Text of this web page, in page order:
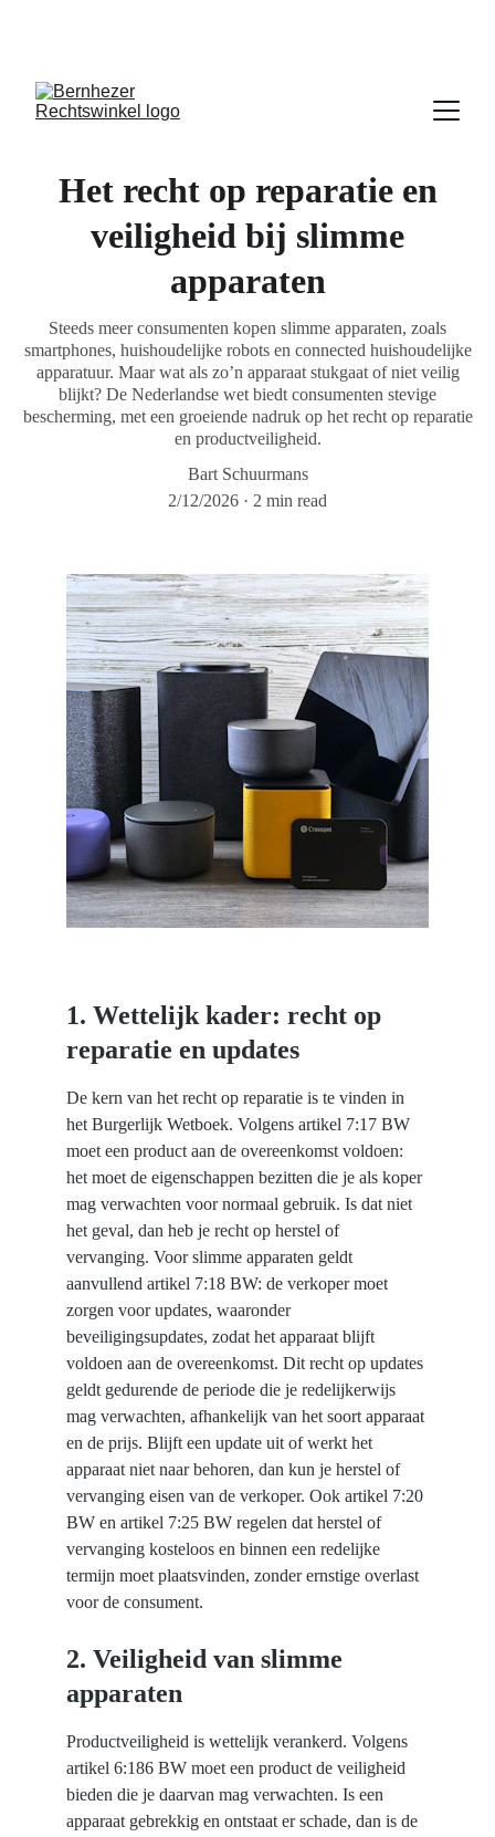
Het recht op reparatie en
veiligheid bij slimme
apparaten
Steeds meer consumenten kopen slimme apparaten, zoals
smartphones, huishoudelijke robots en connected huishoudelijke
apparatuur. Maar wat als zo’n apparaat stukgaat of niet veilig
blijkt? De Nederlandse wet biedt consumenten stevige
bescherming, met een groeiende nadruk op het recht op reparatie
en productveiligheid.
Bart Schuurmans
2/12/2026
2 min read
1. Wettelijk kader: recht op
reparatie en updates
De kern van het recht op reparatie is te vinden in
het Burgerlijk Wetboek. Volgens artikel 7:17 BW
moet een product aan de overeenkomst voldoen:
het moet de eigenschappen bezitten die je als koper
mag verwachten voor normaal gebruik. Is dat niet
het geval, dan heb je recht op herstel of
vervanging. Voor slimme apparaten geldt
aanvullend artikel 7:18 BW: de verkoper moet
zorgen voor updates, waaronder
beveiligingsupdates, zodat het apparaat blijft
voldoen aan de overeenkomst. Dit recht op updates
geldt gedurende de periode die je redelijkerwijs
mag verwachten, afhankelijk van het soort apparaat
en de prijs. Blijft een update uit of werkt het
apparaat niet naar behoren, dan kun je herstel of
vervanging eisen van de verkoper. Ook artikel 7:20
BW en artikel 7:25 BW regelen dat herstel of
vervanging kosteloos en binnen een redelijke
termijn moet plaatsvinden, zonder ernstige overlast
voor de consument.
2. Veiligheid van slimme
apparaten
Productveiligheid is wettelijk verankerd. Volgens
artikel 6:186 BW moet een product de veiligheid
bieden die je daarvan mag verwachten. Is een
apparaat gebrekkig en ontstaat er schade, dan is de